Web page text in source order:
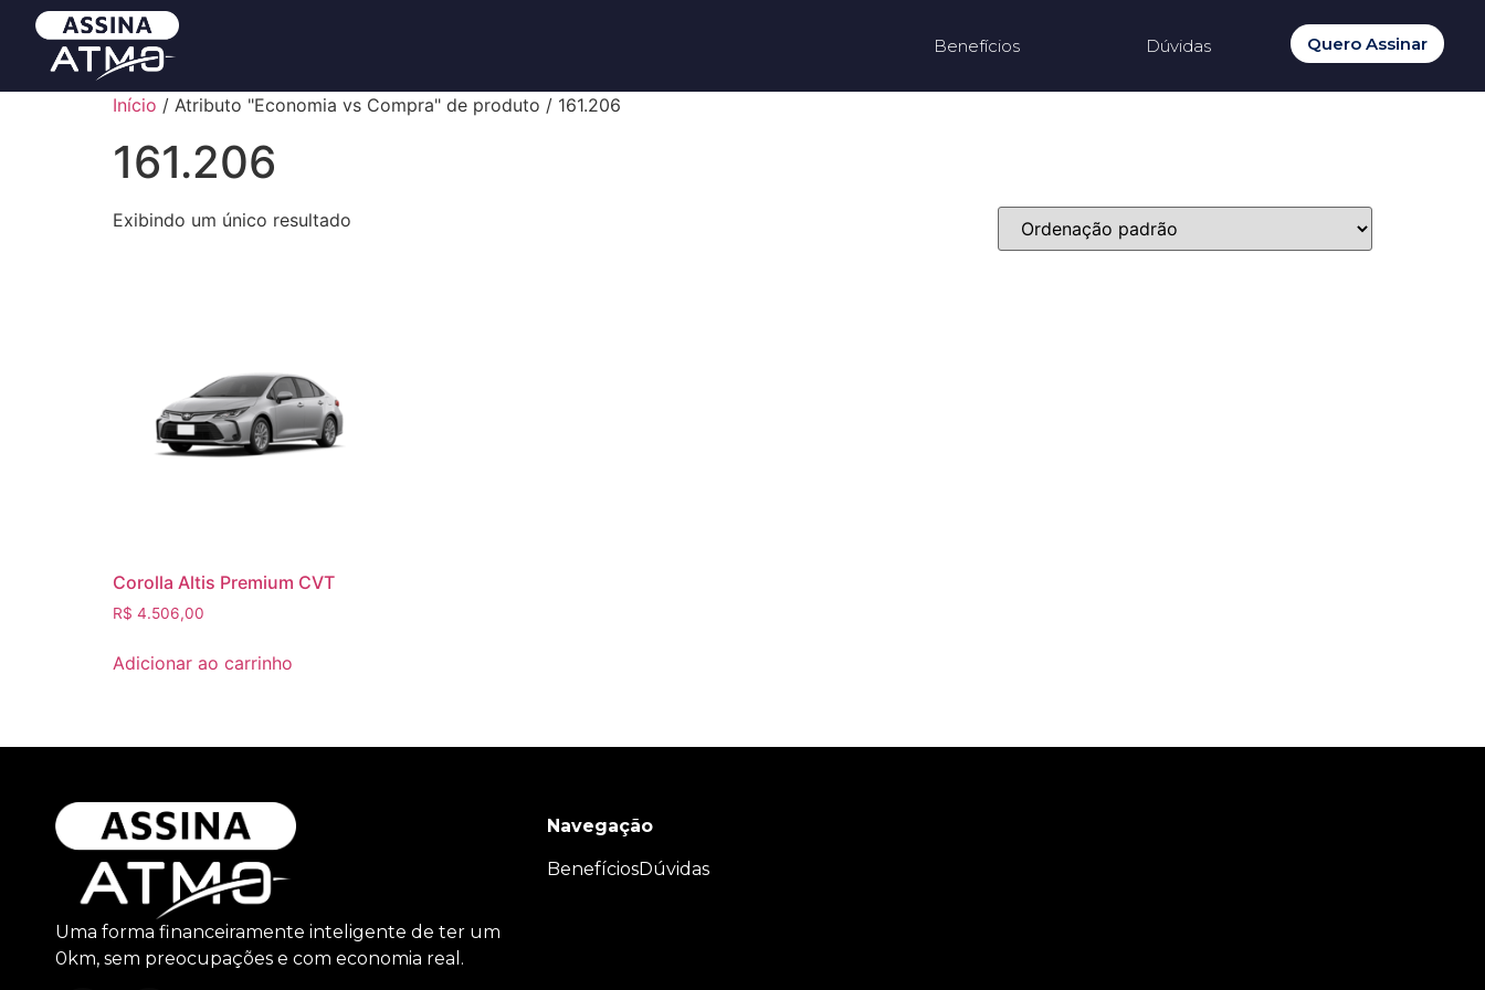
Dúvidas
Benefícios Quero Assinar
Início / Atributo "Economia vs Compra" de produto / 161.206
161.206
Exibindo um único resultado
Corolla Altis Premium CVT
R$ 4.506,00
Adicionar ao carrinho
Uma forma financeiramente inteligente de ter um
0km, sem preocupações e com economia real.
Navegação
BenefíciosDúvidas